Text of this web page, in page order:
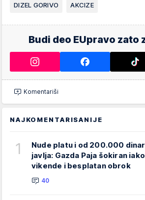
DIZEL GORIVO AKCIZE
Budi deo EUpravo zato
Komentariši
NAJKOMENTARISANIJE
1
Nude platu i od 200.000
javlja: Gazda Paja šokiran
vikende i besplatan obrok
40